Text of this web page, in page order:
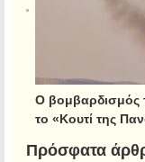
Ο βομβαρδισμός
το «Κουτί της
Πρόσφατα